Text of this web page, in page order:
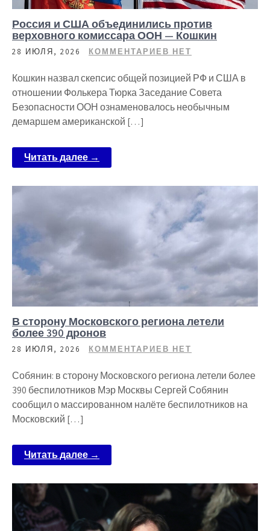
Россия и США объединились против
верховного комиссара ООН — Кошкин
28 ИЮЛЯ, 2026 КОММЕНТАРИЕВ НЕТ
Кошкин назвал скепсис общей позицией РФ и США в
отношении Фолькера Тюрка Заседание Совета
Безопасности ООН ознаменовалось необычным
демаршем американской […]
Читать далее →
В сторону Московского региона летели
более 390 дронов
28 ИЮЛЯ, 2026 КОММЕНТАРИЕВ НЕТ
Собянин: в сторону Московского региона летели более
390 беспилотников Мэр Москвы Сергей Собянин
сообщил о массированном налёте беспилотников на
Московский […]
Читать далее →